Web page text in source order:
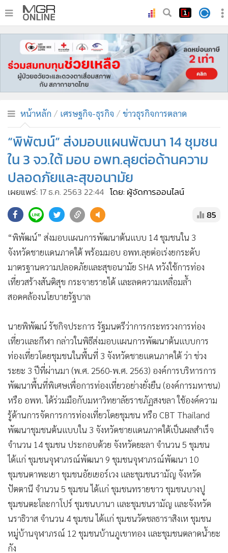
หน้าหลัก
ทันเหตุการณ์
• ภาคใต้
• บันเทิง
ผู้จัดการรายวัน
คอลัมนิสต์
• ละคร
• CbizReview
• Cyber BIZ
• ผู้จัดกวน
Green Innovation & SD
Management & HR
MGR Live
•
Infographic
• ท่องเที่ยว
• กีฬา
• ต่างประเทศ
• Special Scoop
• เศรษฐกิจ-ธุรกิจ
• จีน
• ชุมชน-คุณภาพชีวิต
• อาชญากรรม
• Motoring
• เกม
•
วิทยาศาสตร์
หุ้น
• อินโดจีน
• กองทุนรวม
หน้าหลัก เศรษฐกิจ-ธุรกิจ ข่าวธุรกิจการตลาด
“พิพัฒน์” ส่งมอบแผนพัฒนา 14 ชุมชน
ใน 3 จว.ใต้ มอบ อพท.ลุยต่อด้านความ
ปลอดภัยและสุขอนามัย
เผยแพร่: 17 ธ.ค. 2563 22:44 โดย: ผู้จัดการออนไลน์
85
“พิพัฒน์” ส่งมอบแผนการพัฒนาต้นแบบ 14 ชุมชนใน 3
จังหวัดชายแดนภาคใต้ พร้อมมอบ อพท.ลุยต่อเร่งยกระดับ
มาตรฐานความปลอดภัยและสุขอนามัย SHA หวังใช้การท่อง
เที่ยวสร้างสันติสุข กระจายรายได้ และลดความเหลื่อมล้ำ
สอดคล้องนโยบายรัฐบาล
นายพิพัฒน์ รัชกิจประการ รัฐมนตรีว่าการกระทรวงการท่อง
เที่ยวและกีฬา กล่าวในพิธีส่งมอบแผนการพัฒนาต้นแบบการ
ท่องเที่ยวโดยชุมชนในพื้นที่ 3 จังหวัดชายแดนภาคใต้ ว่า ช่วง
ระยะ 3 ปีที่ผ่านมา (พ.ศ. 2560-พ.ศ. 2563) องค์การบริหารการ
พัฒนาพื้นที่พิเศษเพื่อการท่องเที่ยวอย่างยั่งยืน (องค์การมหาชน)
หรือ อพท. ได้ร่วมมือกับมหาวิทยาลัยราชภัฏสงขลา ใช้องค์ความ
รู้ด้านการจัดการการท่องเที่ยวโดยชุมชน หรือ CBT Thailand
พัฒนาชุมชนต้นแบบใน 3 จังหวัดชายแดนภาคใต้เป็นผลสำเร็จ
จํานวน 14 ชุมชน ประกอบด้วย จังหวัดยะลา จํานวน 5 ชุมชน
ได้แก่ ชุมชนจุฬาภรณ์พัฒนา 9 ชุมชนจุฬาภรณ์พัฒนา 10
ชุมชนตาพะเยา ชุมชนอัยเยอร์เวง และชุมชนรามัญ จังหวัด
ปัตตานี จํานวน 5 ชุมชน ได้แก่ ชุมชนทรายขาว ชุมชนบางปู
ชุมชนตะโละกาโปร์ ชุมชนบานา และชุมชนรามัญ และจังหวัด
นราธิวาส จํานวน 4 ชุมชน ได้แก่ ชุมชนวัดชลธาราสิงเห ชุมชน
หมู่บ้านจุฬาภรณ์ 12 ชุมชนบ้านภูเขาทอง และชุมชนตลาดน้ำยะ
กัง